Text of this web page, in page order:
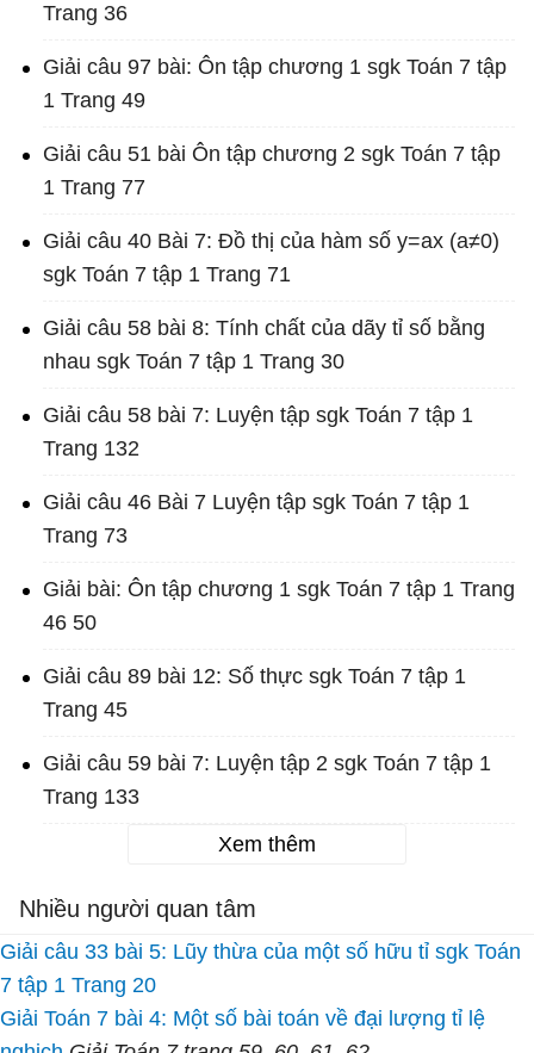
Trang 36
Giải câu 97 bài: Ôn tập chương 1 sgk Toán 7 tập
1 Trang 49
Giải câu 51 bài Ôn tập chương 2 sgk Toán 7 tập
1 Trang 77
Giải câu 40 Bài 7: Đồ thị của hàm số y=ax (a≠0)
sgk Toán 7 tập 1 Trang 71
Giải câu 58 bài 8: Tính chất của dãy tỉ số bằng
nhau sgk Toán 7 tập 1 Trang 30
Giải câu 58 bài 7: Luyện tập sgk Toán 7 tập 1
Trang 132
Giải câu 46 Bài 7 Luyện tập sgk Toán 7 tập 1
Trang 73
Giải bài: Ôn tập chương 1 sgk Toán 7 tập 1 Trang
46 50
Giải câu 89 bài 12: Số thực sgk Toán 7 tập 1
Trang 45
Giải câu 59 bài 7: Luyện tập 2 sgk Toán 7 tập 1
Trang 133
Xem thêm
Nhiều người quan tâm
Giải câu 33 bài 5: Lũy thừa của một số hữu tỉ sgk Toán
7 tập 1 Trang 20
Giải Toán 7 bài 4: Một số bài toán về đại lượng tỉ lệ